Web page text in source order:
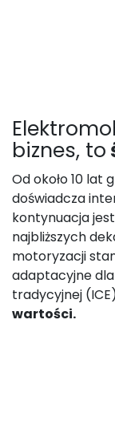
biznes, to
Od około 10
doświadcza
kontynuacja
najbliższych
motoryzacji
adaptacyjne
tradycyjnej
wartości.